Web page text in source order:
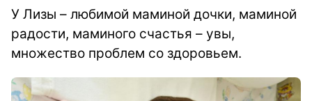
У Лизы – любимой маминой дочки, маминой
радости, маминого счастья – увы,
множество проблем со здоровьем.